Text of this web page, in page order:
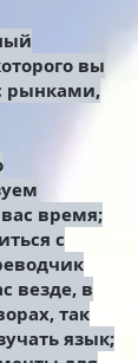
вы
рынками,
время;
с
везде, в
так
язык;